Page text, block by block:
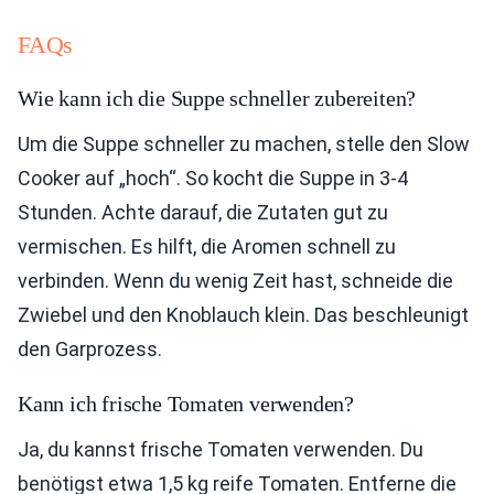
FAQs
Wie kann ich die Suppe schneller zubereiten?
Um die Suppe schneller zu machen, stelle den Slow
Cooker auf „hoch“. So kocht die Suppe in 3-4
Stunden. Achte darauf, die Zutaten gut zu
vermischen. Es hilft, die Aromen schnell zu
verbinden. Wenn du wenig Zeit hast, schneide die
Zwiebel und den Knoblauch klein. Das beschleunigt
den Garprozess.
Kann ich frische Tomaten verwenden?
Ja, du kannst frische Tomaten verwenden. Du
benötigst etwa 1,5 kg reife Tomaten. Entferne die